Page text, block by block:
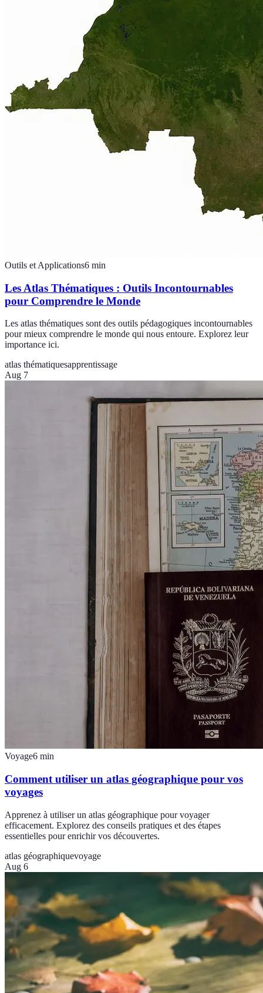
Outils et Applications6 min
Les Atlas Thématiques : Outils Incontournables
pour Comprendre le Monde
Les atlas thématiques sont des outils pédagogiques incontournables
pour mieux comprendre le monde qui nous entoure. Explorez leur
importance ici.
atlas thématiquesapprentissage
Aug 7
Voyage6 min
Comment utiliser un atlas géographique pour vos
voyages
Apprenez à utiliser un atlas géographique pour voyager
efficacement. Explorez des conseils pratiques et des étapes
essentielles pour enrichir vos découvertes.
atlas géographiquevoyage
Aug 6